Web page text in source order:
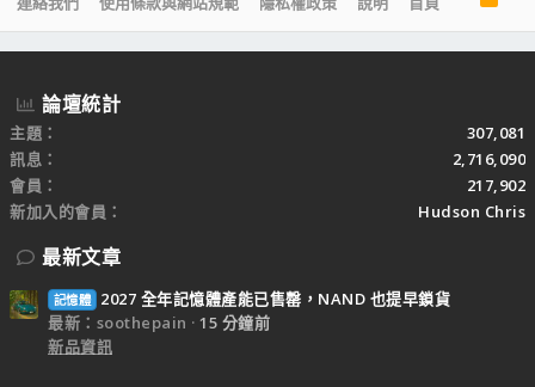
S
S
論壇統計
主題
307,081
訊息
2,716,090
會員
217,902
新加入的會員
Hudson Chris
最新文章
記憶體
2027 全年記憶體產能已售罄，NAND 也提早鎖貨
最新：soothepain
15 分鐘前
新品資訊